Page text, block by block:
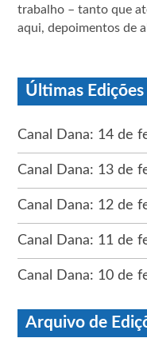
trabalho – tanto que
aqui, depoimentos de
Últimas Edições
Canal Dana: 14 de
Canal Dana: 13 de
Canal Dana: 12 de
Canal Dana: 11 de
Canal Dana: 10 de
Arquivo de